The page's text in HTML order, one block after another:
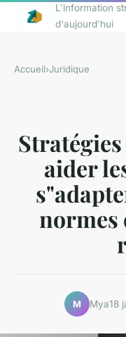
L'information
d'aujourd'hui
Accueil›Juridique
aider
normes
M Mya18